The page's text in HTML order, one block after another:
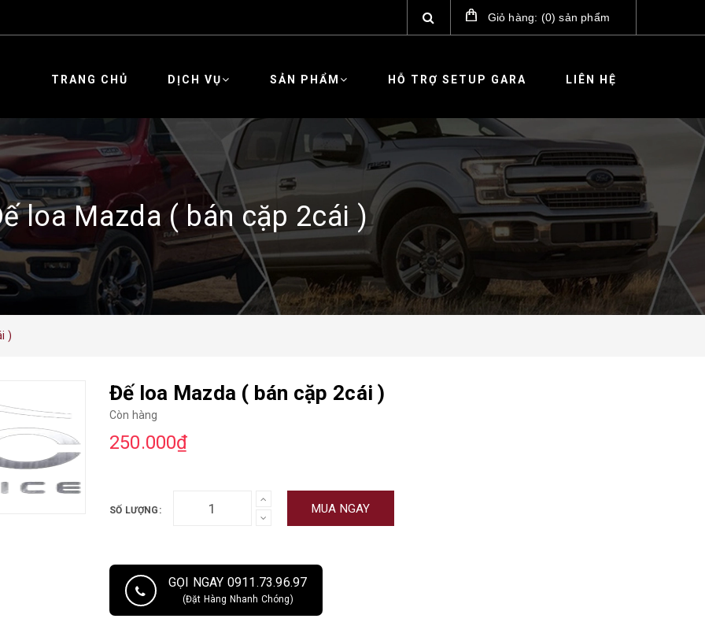
Giỏ hàng: (0)sản phẩm
TRANG CHỦ DỊCH VỤ SẢN PHẨM HỖ TRỢ SETUP GARA LIÊN HỆ
loa Mazda ( bán cặp 2cái )
)
Đế loa Mazda ( bán cặp 2cái )
Còn hàng
250.000₫
SỐ LƯỢNG: MUA NGAY
GỌI NGAY 0911.73.96.97
(Đặt Hàng Nhanh Chóng)